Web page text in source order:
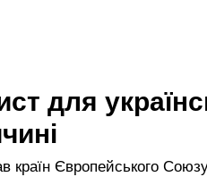
для
країн Європейського